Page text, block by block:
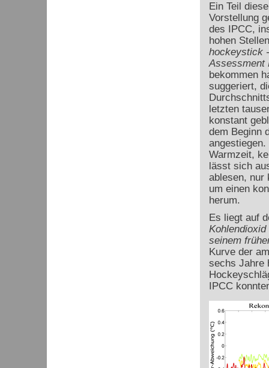
Ein Teil
Vorstellung
des IPCC,
hohen
hockeystick -
Assessment
bekommen
suggeriert,
letzten
konstant
dem Beginn
Warmzeit,
lässt sich
ablesen, nur
um einen
herum.
Es liegt auf
seinem
Kurve der
sechs Jahre
IPCC